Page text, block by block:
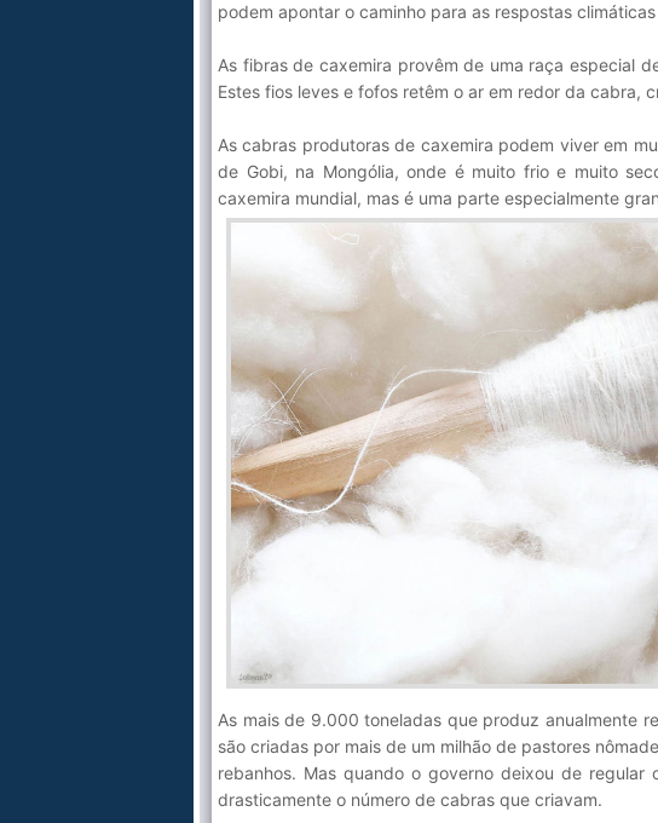
podem apontar o caminho para as respostas
As fibras de caxemira provêm de uma raça especial
Estes fios leves e fofos retêm o ar em redor da cabra,
As cabras produtoras de caxemira podem viver em
de Gobi, na Mongólia, onde é muito frio e muito
caxemira mundial, mas é uma parte especialmente
As mais de 9.000 toneladas que produz anualmente
são criadas por mais de um milhão de pastores
rebanhos. Mas quando o governo deixou de regular
drasticamente o número de cabras que criavam.